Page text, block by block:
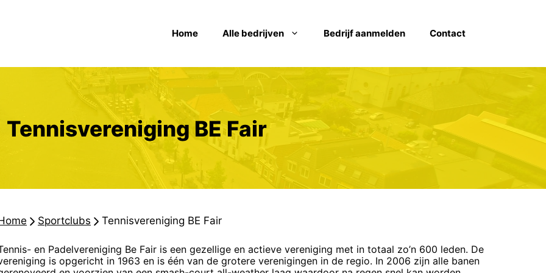
Home Alle bedrijven Bedrijf aanmelden Contact
Tennisvereniging BE Fair
- Sportclubs - Tennisvereniging BE Fair
en Padelvereniging Be Fair is een gezellige en actieve vereniging met in totaal zo’n 600 leden. De
is opgericht in 1963 en is één van de grotere verenigingen in de regio. In 2006 zijn alle banen